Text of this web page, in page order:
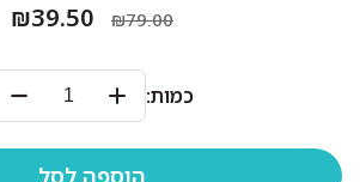
₪79.00
₪39.50
כמות: